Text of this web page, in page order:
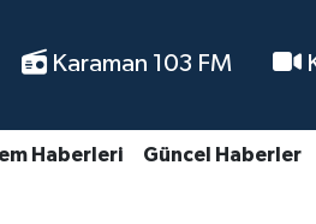
Karaman 103 FM
Haberleri Güncel Haberler